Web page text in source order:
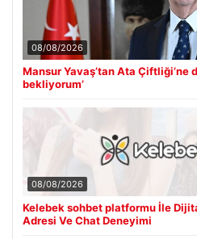
08/08/2026
Mansur Yavaş’tan Ata Çiftliği’ne
bekliyorum’
08/08/2026
Kelebek sohbet platformu İle
Adresi Ve Chat Deneyimi